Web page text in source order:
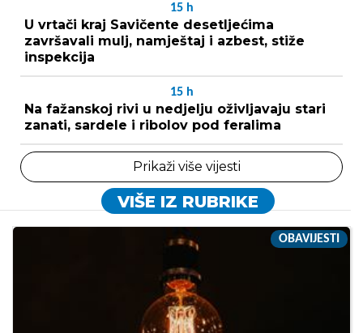
15 h
U vrtači kraj Savičente desetljećima
završavali mulj, namještaj i azbest, stiže
inspekcija
15 h
Na fažanskoj rivi u nedjelju oživljavaju stari
zanati, sardele i ribolov pod feralima
Prikaži više vijesti
VIŠE IZ RUBRIKE
OBAVIJESTI